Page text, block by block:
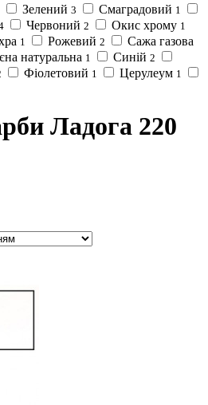
Зелений 3 Смаградовий 1
Червоний 2 Окис хрому 1
1 Рожевий 2 Сажа газова
натуральна 1 Синій 2
Фіолетовий 1 Церулеум 1
Ладога 220